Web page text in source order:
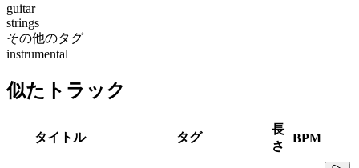
guitar
strings
その他のタグ
instrumental
似たトラック
タイトル タグ
長
さ
BPM